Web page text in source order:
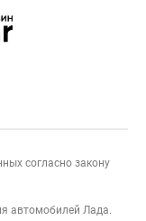
согласно закону
автомобилей Лада.